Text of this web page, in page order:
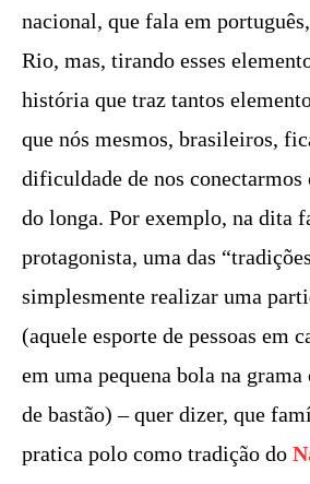
nacional, que fala em
Rio, mas, tirando esses
história que traz tantos
que nós mesmos, brasileiros,
dificuldade de nos conectarmos
do longa. Por exemplo, na dita
protagonista, uma das
simplesmente realizar uma
(aquele esporte de pessoas em
em uma pequena bola na
de bastão) – quer dizer, que
pratica polo como tradição do